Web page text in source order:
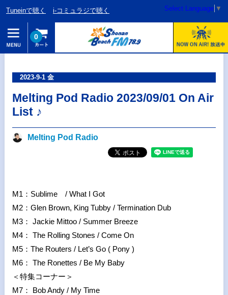
Tuneinで聴く i-コミュラジで聴く Select Language ▼
0
2023-9-1 金
Melting Pod Radio 2023/09/01 On Air
List ♪
Melting Pod Radio
M1：Sublime / What I Got
M2：Glen Brown, King Tubby / Termination Dub
M3： Jackie Mittoo / Summer Breeze
M4： The Rolling Stones / Come On
M5：The Routers / Let’s Go ( Pony )
M6： The Ronettes / Be My Baby
＜特集コーナー＞
M7： Bob Andy / My Time